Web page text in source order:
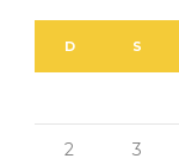
D S
2 3